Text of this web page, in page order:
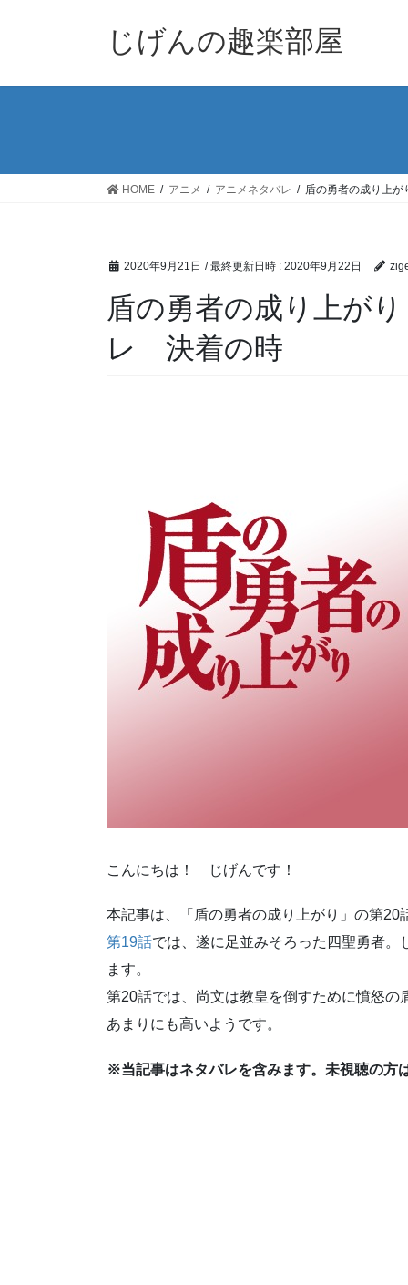
じげんの趣楽部屋
HOME アニメ アニメネタバレ 盾の勇者の成り上
2020年9月21日 / 最終更新日時 : 2020年9月22日
盾の勇者の成り上が
レ 決着の時
こんにちは！ じげんです！
本記事は、「盾の勇者の成り上がり」の第20
第19話では、遂に足並みそろった四聖勇者。
ます。
第20話では、尚文は教皇を倒すために憤怒
あまりにも高いようです。
※当記事はネタバレを含みます。未視聴の方